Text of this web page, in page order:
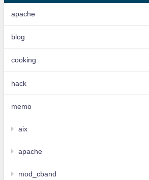
apache
blog
cooking
hack
memo
aix
apache
mod_cband